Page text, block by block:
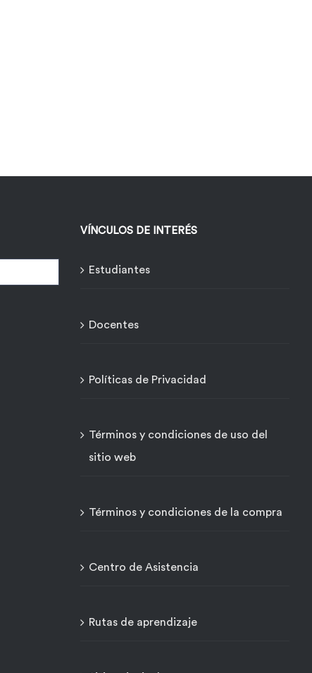
VÍNCULOS DE INTERÉS
Estudiantes
Docentes
Políticas de Privacidad
Términos y condiciones de uso del
sitio web
Términos y condiciones de la compra
Centro de Asistencia
Rutas de aprendizaje